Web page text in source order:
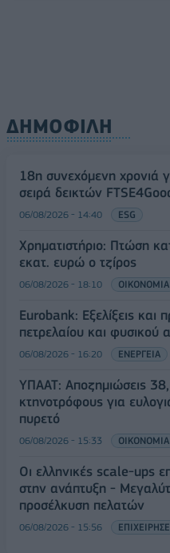
ΔΗΜΟΦΙΛΗ
18η συνεχόμενη χρονιά
σειρά δεικτών
06/08/2026 - 14:40 ESG
Χρηματιστήριο: Πτώση
εκατ. ευρώ ο τζίρος
06/08/2026 - 18:10 ΟΙΚΟΝΟΜΙΑ
Eurobank: Εξελίξεις και
πετρελαίου και φυσικού
06/08/2026 - 16:20 ΕΝΕΡΓΕΙΑ
ΥΠΑΑΤ: Αποζημιώσεις
κτηνοτρόφους για
πυρετό
06/08/2026 - 15:33 ΟΙΚΟΝΟΜΙΑ
Οι ελληνικές scale-ups
στην ανάπτυξη -
προσέλκυση πελατών
06/08/2026 - 15:56